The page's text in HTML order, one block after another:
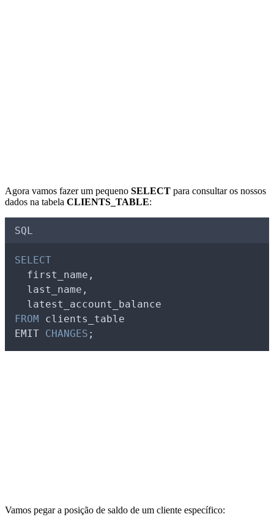
Agora vamos fazer um pequeno SELECT para consultar os nossos
dados na tabela CLIENTS_TABLE:
SQL
SELECT
  first_name,
  last_name,
  latest_account_balance
FROM clients_table
EMIT CHANGES ;
Vamos pegar a posição de saldo de um cliente específico: